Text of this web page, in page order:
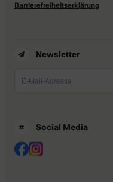
Barrierefreiheitserklärung
Newsletter
Social Media